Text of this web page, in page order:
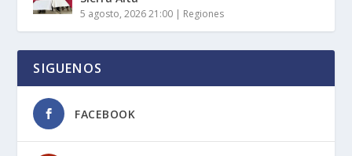
5 agosto, 2026 21:00 | Regiones
SIGUENOS
FACEBOOK